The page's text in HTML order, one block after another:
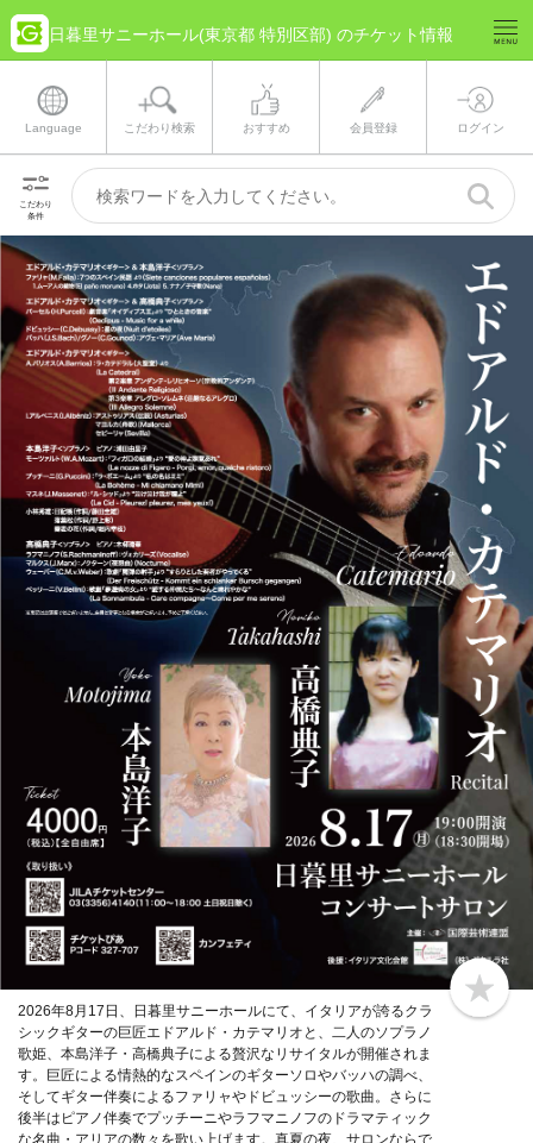
日暮里サニーホール(東京都 特別区部) のチケット情報
Language こだわり検索 おすすめ 会員登録 ログイン
こだわり
条件
b
o
2026年8月17日、日暮里サニーホールにて、イタリアが誇るクラ
シックギターの巨匠エドアルド・カテマリオと、二人のソプラノ
歌姫、本島洋子・高橋典子による贅沢なリサイタルが開催されま
す。巨匠による情熱的なスペインのギターソロやバッハの調べ、
そしてギター伴奏によるファリャやドビュッシーの歌曲。さらに
後半はピアノ伴奏でプッチーニやラフマニノフのドラマティック
な名曲・アリアの数々を歌い上げます。真夏の夜、サロンならで